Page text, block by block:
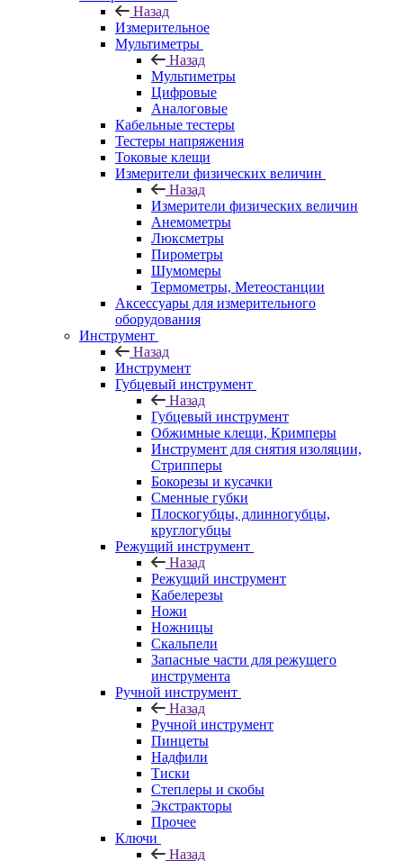
Назад
Измерительное
Мультиметры
Назад
Мультиметры
Цифровые
Аналоговые
Кабельные тестеры
Тестеры напряжения
Токовые клещи
Измерители физических величин
Назад
Измерители физических величин
Анемометры
Люксметры
Пирометры
Шумомеры
Термометры, Метеостанции
Аксессуары для измерительного
оборудования
Инструмент
Назад
Инструмент
Губцевый инструмент
Назад
Губцевый инструмент
Обжимные клещи, Кримперы
Инструмент для снятия изоляции,
Стрипперы
Бокорезы и кусачки
Сменные губки
Плоскогубцы, длинногубцы,
круглогубцы
Режущий инструмент
Назад
Режущий инструмент
Кабелерезы
Ножи
Ножницы
Скальпели
Запасные части для режущего
инструмента
Ручной инструмент
Назад
Ручной инструмент
Пинцеты
Надфили
Тиски
Степлеры и скобы
Экстракторы
Прочее
Ключи
Назад